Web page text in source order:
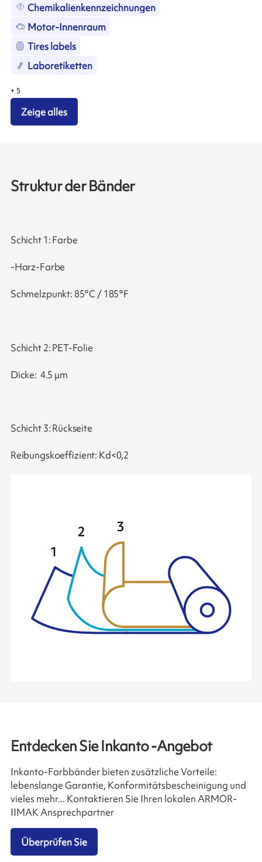
Chemikalienkennzeichnungen
Motor-Innenraum
Tires labels
Laboretiketten
+ 5
Zeige alles
Struktur der Bänder
Schicht 1: Farbe
-Harz-Farbe
Schmelzpunkt: 85°C / 185°F
Schicht 2: PET-Folie
Dicke: 4.5 μm
Schicht 3: Rückseite
Reibungskoeffizient: Kd<0,2
Entdecken Sie Inkanto -Angebot
Inkanto-Farbbänder bieten zusätzliche Vorteile:
lebenslange Garantie, Konformitätsbescheinigung und
vieles mehr... Kontaktieren Sie Ihren lokalen ARMOR-
IIMAK Ansprechpartner
Überprüfen Sie